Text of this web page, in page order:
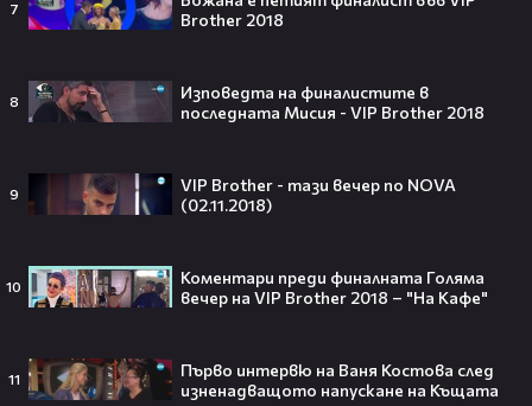
7
Brother 2018
8
Изповедта на финалистите в
последната Мисия - VIP Brother 2018
9
VIP Brother - тази вечер по NOVA
(02.11.2018)
10
Коментари преди финалната Голяма
вечер на VIP Brother 2018 – "На Кафе"
11
Първо интервю на Ваня Костова след
изненадващото напускане на Къщата
"Запознай ме с вашите" 13 август,
четвъртък от 21:00 ч. по KINO NOVA
милион долара с тотален гейминг
трол😯💥
официално е собственост на
Саудитска Арабия💰